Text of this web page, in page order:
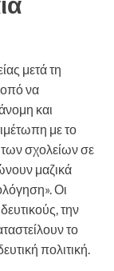
μετά τη
να
και
με το
σχολείων σε
μαζικά
Οι
την
το
πολιτική.